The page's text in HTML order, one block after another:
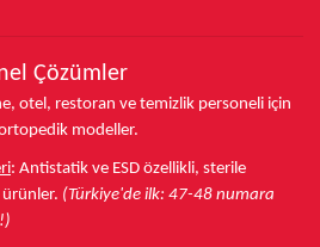
Çözümler
otel, restoran ve temizlik personeli için
modeller.
: Antistatik ve ESD özellikli, sterile
(Türkiye'de ilk: 47-48 numara